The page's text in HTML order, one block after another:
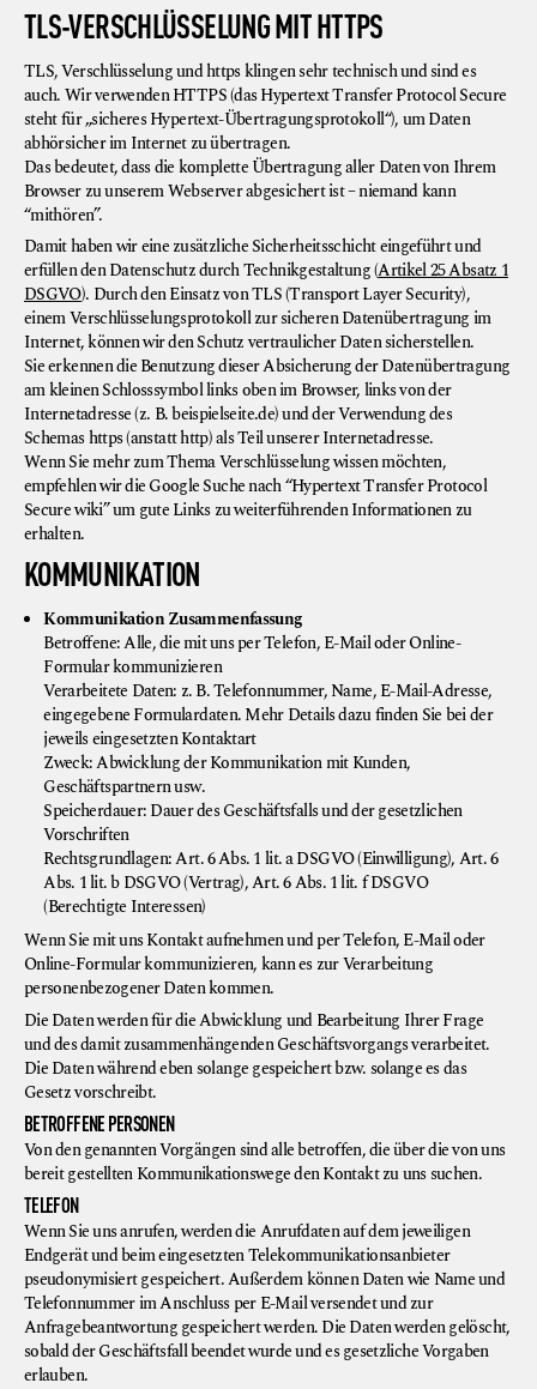
TLS-VERSCHLÜSSELUNG MIT HTTPS
TLS, Verschlüsselung und https klingen sehr technisch und sind es
auch. Wir verwenden HTTPS (das Hypertext Transfer Protocol Secure
steht für „sicheres Hypertext-Übertragungsprotokoll“), um Daten
abhörsicher im Internet zu übertragen.
Das bedeutet, dass die komplette Übertragung aller Daten von Ihrem
Browser zu unserem Webserver abgesichert ist – niemand kann
“mithören”.
Damit haben wir eine zusätzliche Sicherheitsschicht eingeführt und
erfüllen den Datenschutz durch Technikgestaltung (Artikel 25 Absatz 1
DSGVO). Durch den Einsatz von TLS (Transport Layer Security),
einem Verschlüsselungsprotokoll zur sicheren Datenübertragung im
Internet, können wir den Schutz vertraulicher Daten sicherstellen.
Sie erkennen die Benutzung dieser Absicherung der Datenübertragung
am kleinen Schlosssymbol links oben im Browser, links von der
Internetadresse (z. B. beispielseite.de) und der Verwendung des
Schemas https (anstatt http) als Teil unserer Internetadresse.
Wenn Sie mehr zum Thema Verschlüsselung wissen möchten,
empfehlen wir die Google Suche nach “Hypertext Transfer Protocol
Secure wiki” um gute Links zu weiterführenden Informationen zu
erhalten.
KOMMUNIKATION
Kommunikation Zusammenfassung
Betroffene: Alle, die mit uns per Telefon, E-Mail oder Online-
Formular kommunizieren
Verarbeitete Daten: z. B. Telefonnummer, Name, E-Mail-Adresse,
eingegebene Formulardaten. Mehr Details dazu finden Sie bei der
jeweils eingesetzten Kontaktart
Zweck: Abwicklung der Kommunikation mit Kunden,
Geschäftspartnern usw.
Speicherdauer: Dauer des Geschäftsfalls und der gesetzlichen
Vorschriften
Rechtsgrundlagen: Art. 6 Abs. 1 lit. a DSGVO (Einwilligung), Art. 6
Abs. 1 lit. b DSGVO (Vertrag), Art. 6 Abs. 1 lit. f DSGVO
(Berechtigte Interessen)
Wenn Sie mit uns Kontakt aufnehmen und per Telefon, E-Mail oder
Online-Formular kommunizieren, kann es zur Verarbeitung
personenbezogener Daten kommen.
Die Daten werden für die Abwicklung und Bearbeitung Ihrer Frage
und des damit zusammenhängenden Geschäftsvorgangs verarbeitet.
Die Daten während eben solange gespeichert bzw. solange es das
Gesetz vorschreibt.
BETROFFENE PERSONEN
Von den genannten Vorgängen sind alle betroffen, die über die von uns
bereit gestellten Kommunikationswege den Kontakt zu uns suchen.
TELEFON
Wenn Sie uns anrufen, werden die Anrufdaten auf dem jeweiligen
Endgerät und beim eingesetzten Telekommunikationsanbieter
pseudonymisiert gespeichert. Außerdem können Daten wie Name und
Telefonnummer im Anschluss per E-Mail versendet und zur
Anfragebeantwortung gespeichert werden. Die Daten werden gelöscht,
sobald der Geschäftsfall beendet wurde und es gesetzliche Vorgaben
erlauben.